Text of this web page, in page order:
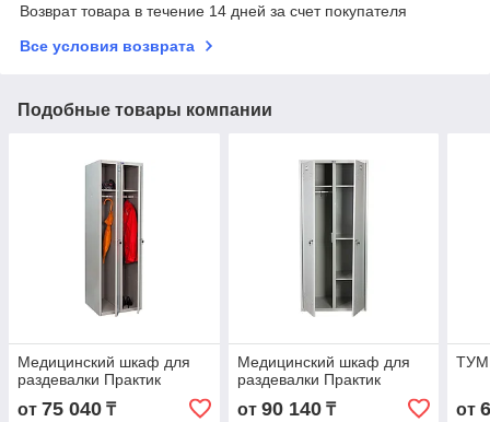
Возврат товара в течение 14 дней за счет покупателя
Все условия возврата
Подобные товары компании
Медицинский шкаф для
раздевалки Практик
от 75 040 ₸
Медицинский шкаф для
раздевалки Практик
от 90 140₸ от